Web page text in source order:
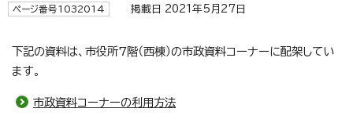
ページ番号1032014 掲載日 2021年5月27日
下記の資料は、市役所7階（西棟）の市政資料コーナーに配架してい
ます。
市政資料コーナーの利用方法